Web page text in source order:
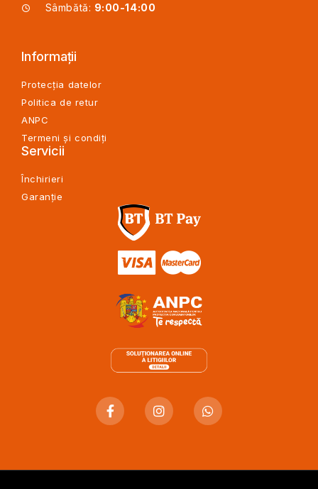
Sâmbătă: 9:00-14:00
Informații
Protecția datelor
Politica de retur
ANPC
Termeni și condiți
Servicii
Închirieri
Garanție